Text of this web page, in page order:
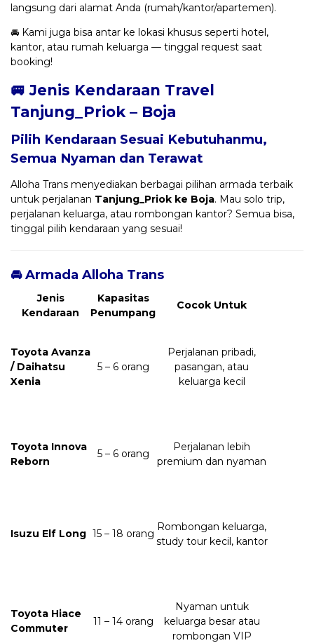
langsung dari alamat Anda (rumah/kantor/apartemen).
🚘 Kami juga bisa antar ke lokasi khusus seperti hotel,
kantor, atau rumah keluarga — tinggal request saat
booking!
🚐 Jenis Kendaraan Travel
Tanjung_Priok – Boja
Pilih Kendaraan Sesuai Kebutuhanmu,
Semua Nyaman dan Terawat
Alloha Trans menyediakan berbagai pilihan armada terbaik
untuk perjalanan Tanjung_Priok ke Boja. Mau solo trip,
perjalanan keluarga, atau rombongan kantor? Semua bisa,
tinggal pilih kendaraan yang sesuai!
🚘 Armada Alloha Trans
Jenis
Kendaraan
Kapasitas
Penumpang
Cocok Untuk
Toyota Avanza
/ Daihatsu
Xenia
5 – 6 orang
Perjalanan pribadi,
pasangan, atau
keluarga kecil
Toyota Innova
Reborn
5 – 6 orang
Perjalanan lebih
premium dan nyaman
Isuzu Elf Long 15 – 18 orang
Rombongan keluarga,
study tour kecil, kantor
Toyota Hiace
Commuter
11 – 14 orang
Nyaman untuk
keluarga besar atau
rombongan VIP